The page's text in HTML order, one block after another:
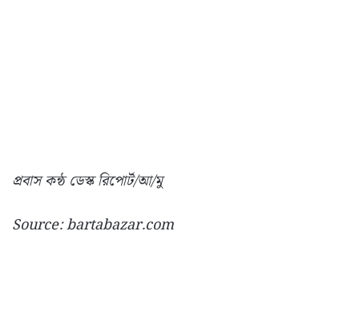
প্রবাস কন্ঠ ডেস্ক রিপোর্ট/আ/মু
Source: bartabazar.com